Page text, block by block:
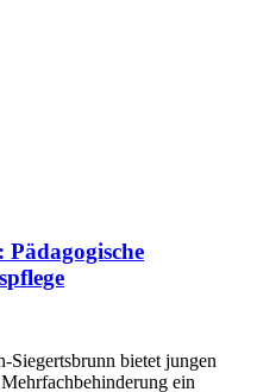
Siegertsbrunn bietet jungen
ein